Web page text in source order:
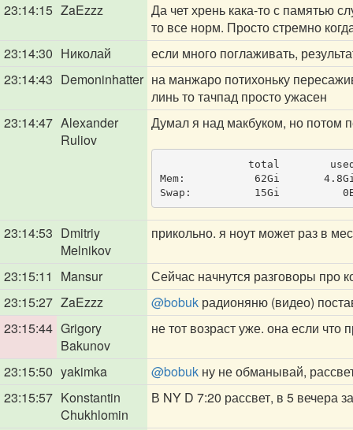
23:14:15 ZaEzzz
Да чет хрень кака-то с памятью
то все норм. Просто стремно
23:14:30 Николай
если много поглаживать,
23:14:43 Demoninhatter на манжаро потихоньку
линь то тачпад просто ужасен
23:14:47 Alexander
Ruliov
Думал я над макбуком, но потом
total
Mem:           62Gi
Swap:          15Gi
23:14:53 Dmitriy
Melnikov
прикольно. я ноут может раз в
23:15:11 Mansur
Сейчас начнутся разговоры про
23:15:27 ZaEzzz @bobuk радионяню (видео)
23:15:44 Grigory
Bakunov
не тот возраст уже. она если что
23:15:50 yakimka @bobuk ну не обманывай,
23:15:57 Konstantin
Chukhlomin
В NY D 7:20 рассвет, в 5 вечера